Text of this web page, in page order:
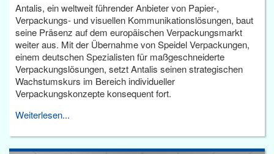
Antalis, ein weltweit führender Anbieter von Papier-,
Verpackungs- und visuellen Kommunikationslösungen, baut
seine Präsenz auf dem europäischen Verpackungsmarkt
weiter aus. Mit der Übernahme von Speidel Verpackungen,
einem deutschen Spezialisten für maßgeschneiderte
Verpackungslösungen, setzt Antalis seinen strategischen
Wachstumskurs im Bereich individueller
Verpackungskonzepte konsequent fort.
Weiterlesen...